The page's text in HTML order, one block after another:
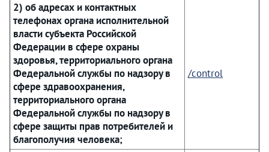
2) об адресах и контактных
телефонах органа исполнительной
власти субъекта Российской
Федерации в сфере охраны
здоровья, территориального органа
Федеральной службы по надзору в
сфере здравоохранения,
территориального органа
Федеральной службы по надзору в
сфере защиты прав потребителей и
благополучия человека;
/control